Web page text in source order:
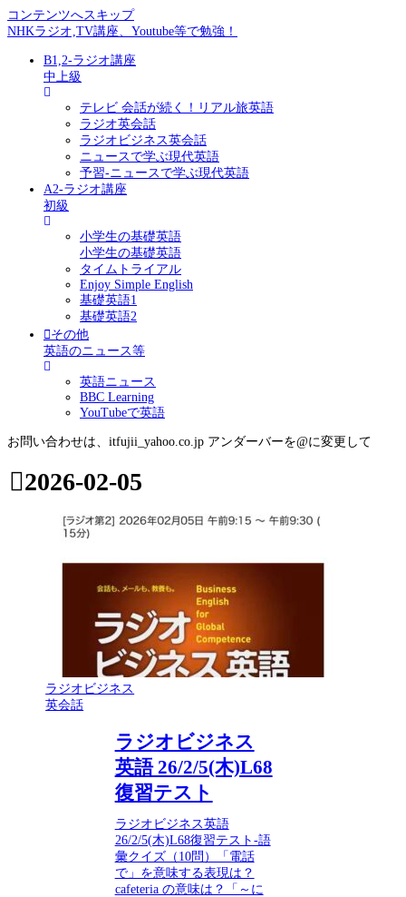
コンテンツへスキップ
NHKラジオ,TV講座、Youtube等で勉強！
B1,2-ラジオ講座
中上級
テレビ 会話が続く！リアル旅英語
ラジオ英会話
ラジオビジネス英会話
ニュースで学ぶ現代英語
予習-ニュースで学ぶ現代英語
A2-ラジオ講座
初級
小学生の基礎英語
小学生の基礎英語
タイムトライアル
Enjoy Simple English
基礎英語1
基礎英語2
その他
英語のニュース等
英語ニュース
BBC Learning
YouTubeで英語
お問い合わせは、itfujii_yahoo.co.jp アンダーバーを@に変更して
2026-02-05
ラジオビジネス
英会話
ラジオビジネス
英語 26/2/5(木)L68
復習テスト
ラジオビジネス英語
26/2/5(木)L68復習テスト-語
彙クイズ（10問）「電話
で」を意味する表現は？
cafeteria の意味は？「～に